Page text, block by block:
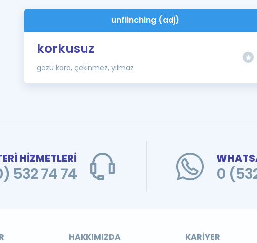
unflinching (adj)
korkusuz
gözü kara, çekinmez, yılmaz
HİZMETLERİ
532 74 74 0
HAKKIMIZDA KARIYER